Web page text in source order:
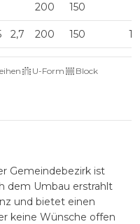
200 150
2,7 200 150
U-Form
Block
Gemeindebezirk ist
dem Umbau erstrahlt
und bietet einen
keine Wünsche offen